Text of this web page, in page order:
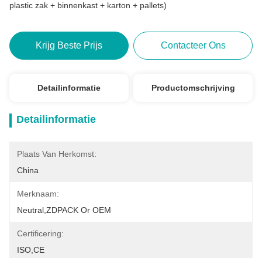
plastic zak + binnenkast + karton + pallets)
Krijg Beste Prijs Contacteer Ons
Detailinformatie Productomschrijving
Detailinformatie
Plaats Van Herkomst:
China
Merknaam:
Neutral,ZDPACK Or OEM
Certificering:
ISO,CE